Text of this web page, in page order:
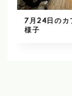
7月24日のカ
様子